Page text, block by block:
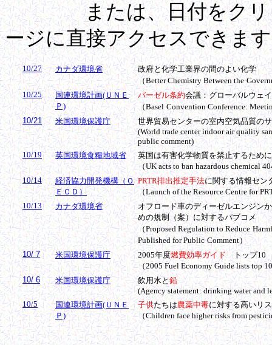
または、日付をクリッ
ージに直接アクセスできま
10/27 カナダ環境省
政府と化学工業界の間のよい化学
（Better Chemistry Between the
10/25
国連環境計画(ＵＮＥ
Ｐ)
バーゼル条約会議：グローバルウェ
（Basel Convention Conference:
10/21
米国環境保護庁 世界貿易センターの室内空気品質の
(World trade center indoor air quality
public comment)
10/19
英国環境食糧地域省
英国は有害化学物質を禁止するため
（UK acts to ban hazardous chemical
10/14
経済協力開発機構（Ｏ
ＥＣＤ）
PRTR排出推定手法に関する情報セン
（Launch of the Resource Centre for
10/13
カナダ環境省
オフロード車のディーゼルエンジン
めの規制（案）に対するパブコメ
（Proposed Regulation to Reduce
Published for Public Comment）
10/ 7
米国環境保護庁 2005年度燃費効率ガイドトップ10
（2005 Fuel Economy Guide lists top
10/ 6
米国環境保護庁 飲用水と鉛
(Agency statement: drinking water and
10/5
国連環境計画(ＵＮＥ
Ｐ)
子供たちは農薬中毒に対する高いリ
（Children face higher risks from